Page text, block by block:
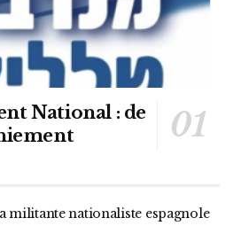
National : de
militante nationaliste espagnole